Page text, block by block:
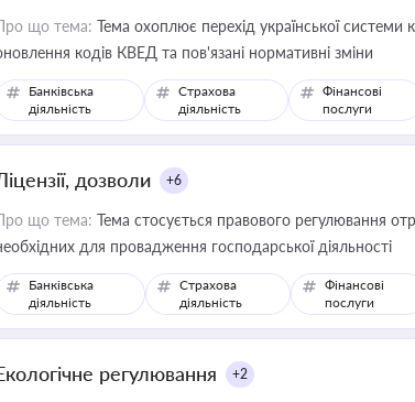
що тема: Тема охоплює перехід української системи
кодів КВЕД та пов'язані нормативні зміни
Банківська
діяльність
Страхова
діяльність
Фінансові
послуги
дозволи +6
що тема: Тема стосується правового регулювання
для провадження господарської діяльності
Банківська
діяльність
Страхова
діяльність
Фінансові
послуги
регулювання +2